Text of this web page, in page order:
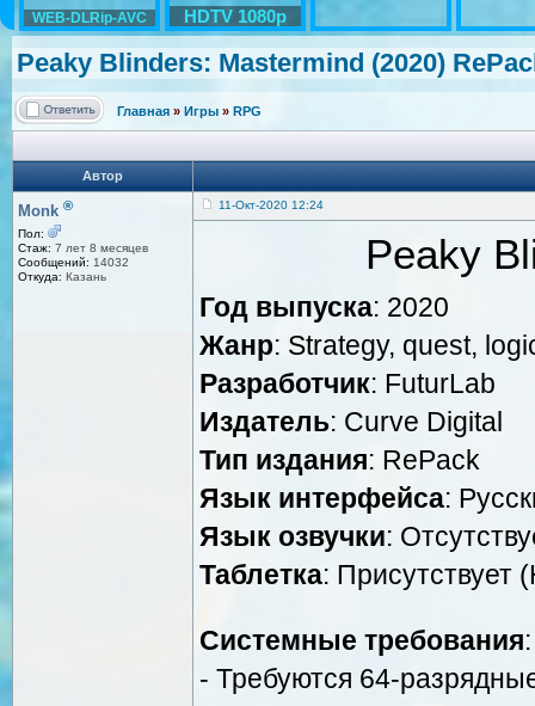
WEB-DLRip-AVC HDTV 1080p
Peaky Blinders: Mastermind (2020)
Главная » Игры » RPG
Автор
Monk ®
Пол:
Стаж: 7 лет 8 месяцев
Сообщений: 14032
Откуда: Казань
11-Окт-2020 12:24
Peaky
Год выпуска: 2020
Жанр: Strategy, quest,
Разработчик: FuturLab
Издатель: Curve Digital
Тип издания: RePack
Язык интерфейса:
Язык озвучки:
Таблетка: Присутствует
Системные требования:
- Требуются 64-